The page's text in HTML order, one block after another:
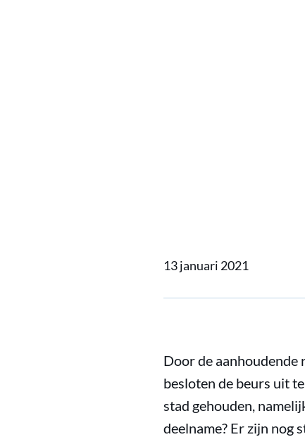
13 januari 2021
Door de
besloten de beurs uit
stad gehouden,
deelname? Er zijn nog